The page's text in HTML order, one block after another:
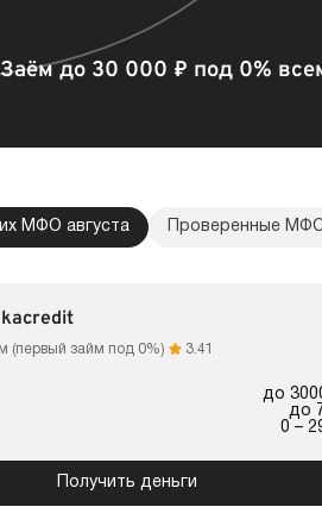
Заём до 30 000 ₽ под 0%
МФО августа Проверенные
(первый займ под 0%) 3.41
до
до
0 –
Получить деньги